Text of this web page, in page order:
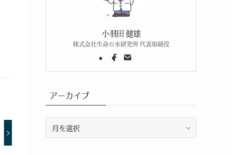
小羽田 健雄
株式会社生命の水研究所 代表取締役
アーカイブ